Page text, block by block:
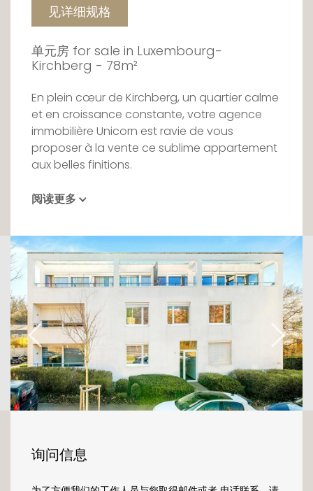
见详细规格
单元房 for sale in Luxembourg-
Kirchberg - 78m²
En plein cœur de Kirchberg, un quartier calme
et en croissance constante, votre agence
immobilière Unicorn est ravie de vous
proposer à la vente ce sublime appartement
aux belles finitions.
Au rez-de-chaussée d'une résidence de 1998
et parfaitement agencé.
En franchissant la porte d'entrée, vous serez
accueilli par un hall ouvert sur la cuisine et
l'espace living de l'appartement.
La cuisine fermée, totalement équipée est
ouverte sur la terrasse exposée au Sud.
L'espace de vie bénéficie d'une belle lumière
naturelle gràce aux larges baies vitrées. Du
salon, vous aurez le plaisir de profiter d'un
Cette large terrasse vous offre une vue
imprenable et dégagée sur la nature et
s'avère être parfaite pour profiter de l'été
阅读更多
询问信息